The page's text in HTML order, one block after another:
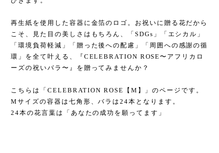
再生紙を使用した容器に金箔のロゴ。お祝いに贈る花だから
こそ、見た目の美しさはもちろん、「SDGs」「エシカル」
「環境負荷軽減」「贈った後への配慮」「周囲への感謝の循
環」を全て叶える、『CELEBRATION ROSE〜アフリカロ
ーズの祝いバラ〜』を贈ってみませんか？
こちらは「CELEBRATION ROSE【M】」のページです。
Mサイズの容器は七角形、バラは24本となります。
24本の花言葉は「あなたの成功を願ってます」